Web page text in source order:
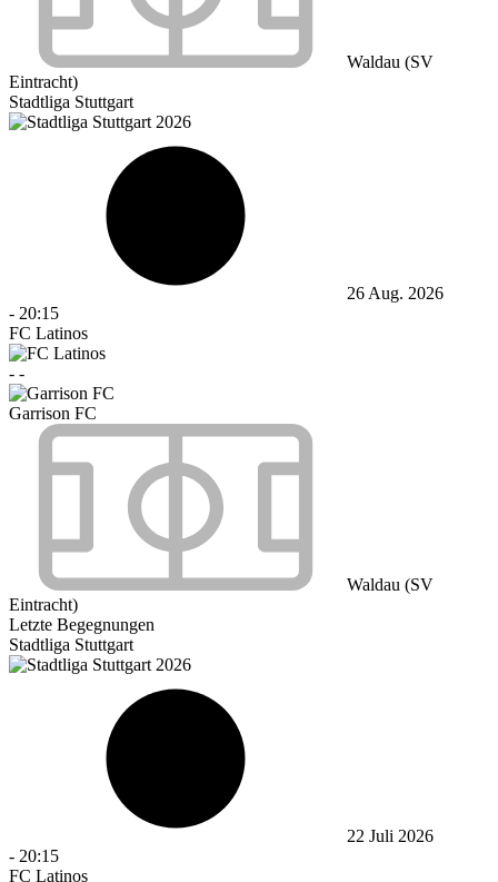
Waldau (SV
Eintracht)
Stadtliga Stuttgart
26 Aug. 2026
- 20:15
FC Latinos
- -
Garrison FC
Waldau (SV
Eintracht)
Letzte Begegnungen
Stadtliga Stuttgart
22 Juli 2026
- 20:15
FC Latinos